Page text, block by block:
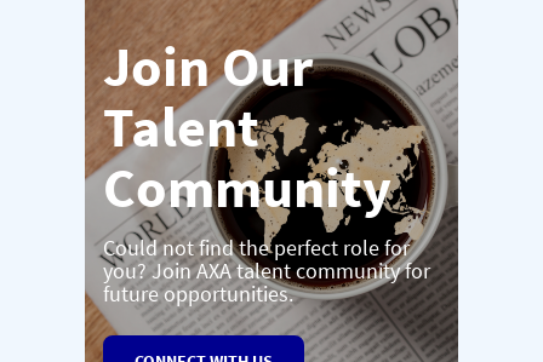
Join Our
Talent
Community
Could not find the perfect role for
you? Join AXA talent community for
future opportunities.